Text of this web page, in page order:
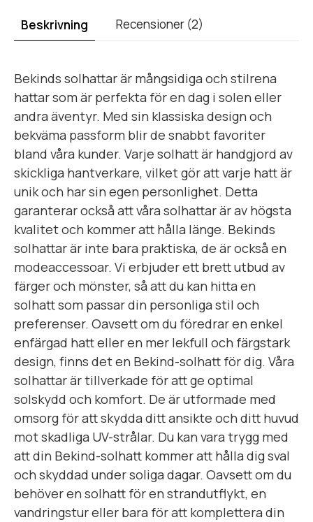
Beskrivning Recensioner (2)
Bekinds solhattar är mångsidiga och stilrena
hattar som är perfekta för en dag i solen eller
andra äventyr. Med sin klassiska design och
bekväma passform blir de snabbt favoriter
bland våra kunder. Varje solhatt är handgjord av
skickliga hantverkare, vilket gör att varje hatt är
unik och har sin egen personlighet. Detta
garanterar också att våra solhattar är av högsta
kvalitet och kommer att hålla länge. Bekinds
solhattar är inte bara praktiska, de är också en
modeaccessoar. Vi erbjuder ett brett utbud av
färger och mönster, så att du kan hitta en
solhatt som passar din personliga stil och
preferenser. Oavsett om du föredrar en enkel
enfärgad hatt eller en mer lekfull och färgstark
design, finns det en Bekind-solhatt för dig. Våra
solhattar är tillverkade för att ge optimal
solskydd och komfort. De är utformade med
omsorg för att skydda ditt ansikte och ditt huvud
mot skadliga UV-strålar. Du kan vara trygg med
att din Bekind-solhatt kommer att hålla dig sval
och skyddad under soliga dagar. Oavsett om du
behöver en solhatt för en strandutflykt, en
vandringstur eller bara för att komplettera din